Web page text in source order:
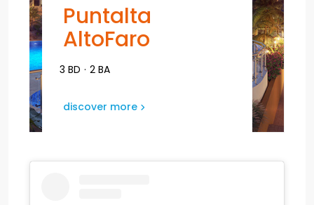
Puntalta
AltoFaro
3 BD · 2 BA
discover more